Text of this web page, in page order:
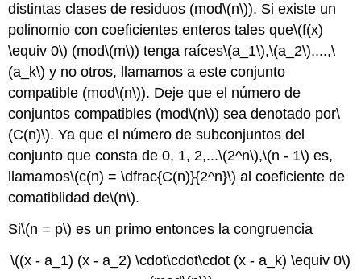
distintas clases de residuos (mod\(n\)). Si existe un
polinomio con coeficientes enteros tales que\(f(x)
\equiv 0\) (mod\(m\)) tenga raíces\(a_1\),\(a_2\),...,\
(a_k\) y no otros, llamamos a este conjunto
compatible (mod\(n\)). Deje que el número de
conjuntos compatibles (mod\(n\)) sea denotado por\
(C(n)\). Ya que el número de subconjuntos del
conjunto que consta de 0, 1, 2,...\(2^n\),\(n - 1\) es,
llamamos\(c(n) = \dfrac{C(n)}{2^n}\) al coeficiente de
comatiblidad de\(n\).
Si\(n = p\) es un primo entonces la congruencia
\((x - a_1) (x - a_2) \cdot\cdot\cdot (x - a_k) \equiv 0\)